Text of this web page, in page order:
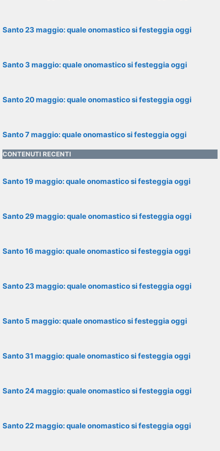
Santo 23 maggio: quale onomastico si festeggia oggi
Santo 3 maggio: quale onomastico si festeggia oggi
Santo 20 maggio: quale onomastico si festeggia oggi
Santo 7 maggio: quale onomastico si festeggia oggi
CONTENUTI RECENTI
Santo 19 maggio: quale onomastico si festeggia oggi
Santo 29 maggio: quale onomastico si festeggia oggi
Santo 16 maggio: quale onomastico si festeggia oggi
Santo 23 maggio: quale onomastico si festeggia oggi
Santo 5 maggio: quale onomastico si festeggia oggi
Santo 31 maggio: quale onomastico si festeggia oggi
Santo 24 maggio: quale onomastico si festeggia oggi
Santo 22 maggio: quale onomastico si festeggia oggi